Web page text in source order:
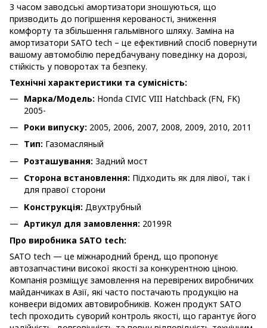
З часом заводські амортизатори зношуються, що
призводить до погіршення керованості, зниження
комфорту та збільшення гальмівного шляху. Заміна на
амортизатори SATO tech – це ефективний спосіб повернути
вашому автомобілю передбачувану поведінку на дорозі,
стійкість у поворотах та безпеку.
Технічні характеристики та сумісність:
Марка/Модель: Honda CIVIC VIII Hatchback (FN, FK)
2005-
Роки випуску: 2005, 2006, 2007, 2008, 2009, 2010, 2011
Тип: Газомасляный
Розташування: Задний мост
Сторона встановлення: Підходить як для лівої, так і
для правої сторони
Конструкція: Двухтрубный
Артикул для замовлення: 20199R
Про виробника SATO tech:
SATO tech — це міжнародний бренд, що пропонує
автозапчастини високої якості за конкурентною ціною.
Компанія розміщує замовлення на перевірених виробничих
майданчиках в Азії, які часто постачають продукцію на
конвеєри відомих автовиробників. Кожен продукт SATO
tech проходить суворий контроль якості, що гарантує його